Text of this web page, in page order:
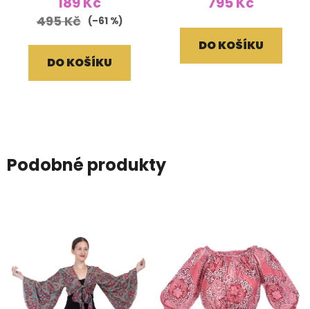
495 Kč (–61 %)
DO KOŠÍKU
DO KOŠÍKU
Podobné produkty